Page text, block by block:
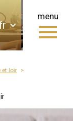
menu
Langue
et loir